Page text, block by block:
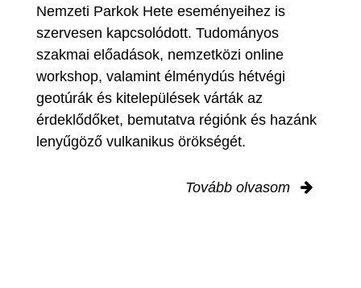
Nemzeti Parkok Hete eseményeihez is
szervesen kapcsolódott. Tudományos
szakmai előadások, nemzetközi online
workshop, valamint élménydús hétvégi
geotúrák és kitelepülések várták az
érdeklődőket, bemutatva régiónk és hazánk
lenyűgöző vulkanikus örökségét.
Tovább olvasom